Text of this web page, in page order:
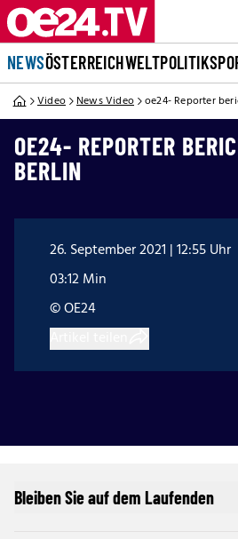
NEWSÖSTERREICHWELTPOLITIK
Video News Video oe24- Reporter
OE24- REPORTER
BERLIN
26. September 2021 | 12:55 Uhr
03:12 Min
© OE24
Bleiben Sie auf dem Laufenden